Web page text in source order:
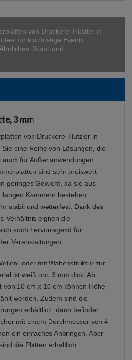
von Druckerei Hutzler in
für kurzfristige Events,
Stabil und
3 mm
von Druckerei Hutzler in
eine Reihe von Lösungen, die
auch für Außenanwendungen
sind sehr preiswert
geringes Gewicht, da sie aus
Kammern bestehen.
stabil und wetterfest. Dank des
Verhältnis eignen die
auch hervorragend für
Veranstaltungen.
oder mit Wabenstruktur zur
ist weiß und 3 mm dick. Ab
von 10 cm x 10 cm können Höhe
werden. Zudem sind die
erhältlich, dann befinden
mit einem Durchmesser von 4
ein einfaches Anbringen. Aber
die Platten erhältlich.